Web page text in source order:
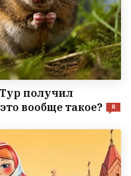
получил
вообще такое?
8